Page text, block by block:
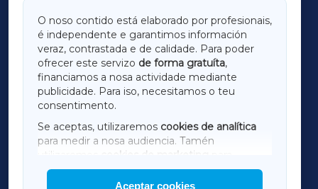
O noso contido está elaborado por profesionais,
é independente e garantimos información
veraz, contrastada e de calidade. Para poder
ofrecer este servizo de forma gratuíta,
financiamos a nosa actividade mediante
publicidade. Para iso, necesitamos o teu
consentimento.
Se aceptas, utilizaremos cookies de analítica
para medir a nosa audiencia. Tamén
utilizaremos
cookies de marketing
mostrar publicidade de terceiros.
Aceptar cookies
LUGOXA
TERRACHAXA
AMARIÑAXA